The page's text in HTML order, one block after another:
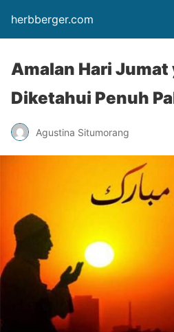
herbberger.com
Amalan Hari Jumat
Diketahui Penuh
Agustina Situmorang